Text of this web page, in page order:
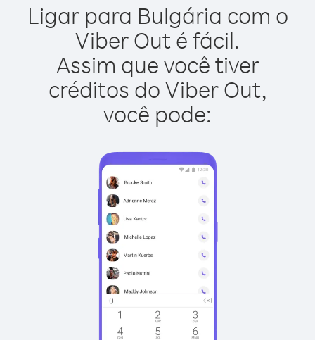
Ligar para Bulgária com o
Viber Out é fácil.
Assim que você tiver
créditos do Viber Out,
você pode: